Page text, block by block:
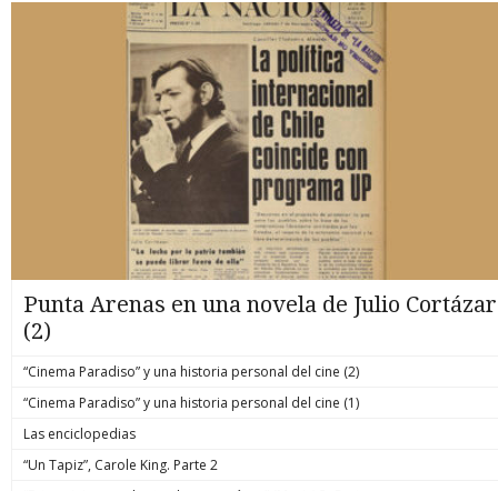
Punta Arenas en una novela de Julio Cortázar
(2)
“Cinema Paradiso” y una historia personal del cine (2)
“Cinema Paradiso” y una historia personal del cine (1)
Las enciclopedias
“Un Tapiz”, Carole King. Parte 2